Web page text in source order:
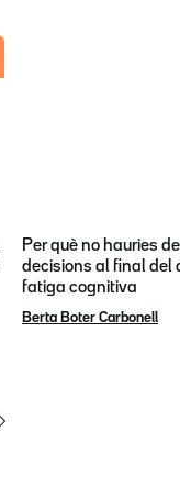
Per què no hauries
decisions al final del
fatiga cognitiva
Berta Boter Carbonell